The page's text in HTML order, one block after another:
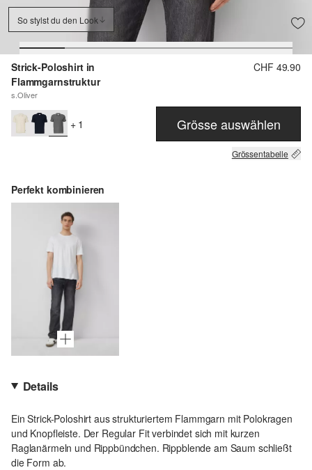
So stylst du den Look
Strick-Poloshirt in
Flammgarnstruktur
s.Oliver
CHF 49.90
+ 1 Grösse auswählen
Grössentabelle
Perfekt kombinieren
Details
Ein Strick-Poloshirt aus strukturiertem Flammgarn mit Polokragen
und Knopfleiste. Der Regular Fit verbindet sich mit kurzen
Raglanärmeln und Rippbündchen. Rippblende am Saum schließt
die Form ab.